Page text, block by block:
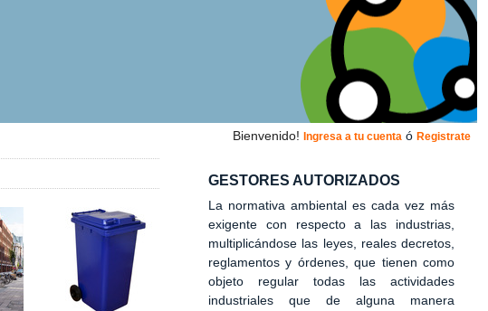
Bienvenido! Ingresa a tu cuenta ó Registrate
GESTORES AUTORIZADOS
La normativa ambiental es cada vez más
exigente con respecto a las industrias,
multiplicándose las leyes, reales decretos,
reglamentos y órdenes, que tienen como
objeto regular todas las actividades
industriales que de alguna manera